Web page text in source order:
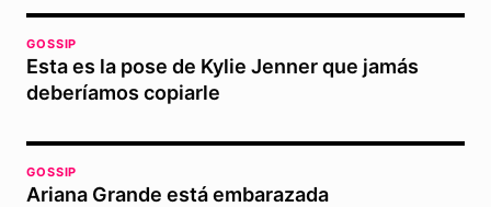
GOSSIP
Esta es la pose de Kylie Jenner que jamás
deberíamos copiarle
GOSSIP
Ariana Grande está embarazada